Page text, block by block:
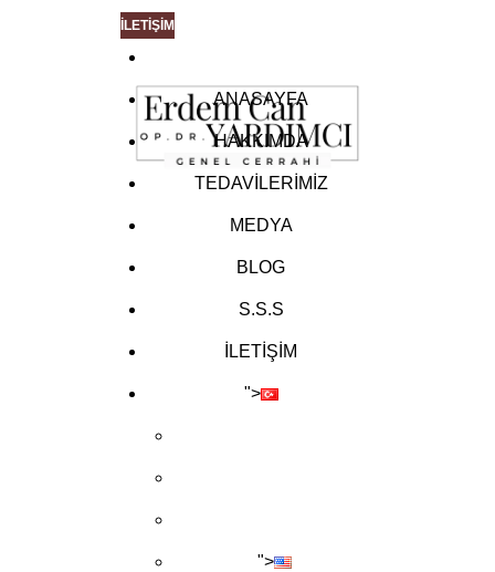
İLETİŞİM
ANASAYFA
HAKKIMDA
TEDAVİLERİMİZ
MEDYA
BLOG
S.S.S
İLETİŞİM
">
">